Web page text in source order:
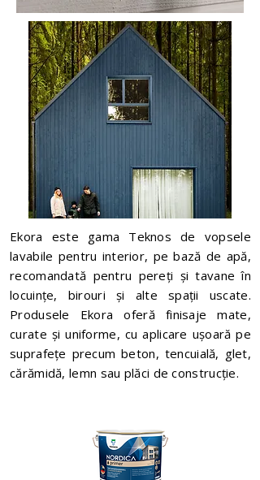
Ekora este gama Teknos de vopsele
lavabile pentru interior, pe bază de apă,
recomandată pentru pereți și tavane în
locuințe, birouri și alte spații uscate.
Produsele Ekora oferă finisaje mate,
curate și uniforme, cu aplicare ușoară pe
suprafețe precum beton, tencuială, glet,
cărămidă, lemn sau plăci de construcție.